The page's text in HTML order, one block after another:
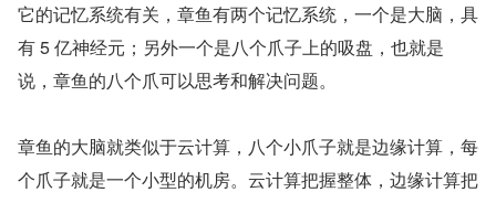
它的记忆系统有关，章鱼有两个记忆系统，一个是大脑，具
有 5 亿神经元；另外一个是八个爪子上的吸盘，也就是
说，章鱼的八个爪可以思考和解决问题。
章鱼的大脑就类似于云计算，八个小爪子就是边缘计算，每
个爪子就是一个小型的机房。云计算把握整体，边缘计算把